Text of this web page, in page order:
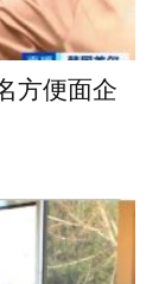
方便面企